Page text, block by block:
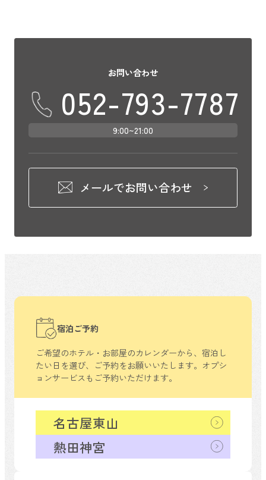
お問い合わせ
052-793-7787
9:00~21:00
メールでお問い合わせ
宿泊ご予約
ご希望のホテル・お部屋のカレンダーから、 宿泊し
たい日を選び、ご予約をお願いいたします。 オプシ
ョンサービスもご予約いただけます。
熱田神宮
名古屋東山